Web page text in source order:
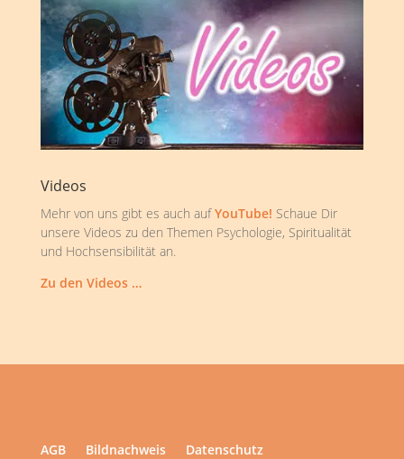
Videos
Mehr von uns gibt es auch aufYouTube! Schaue Dir
unsere Videos zu den Themen Psychologie, Spiritualität
und Hochsensibilität an.
Zu den Videos …
AGB Bildnachweis
Datenschutz